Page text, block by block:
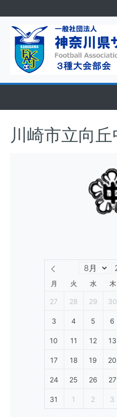
川崎市立向
月 火 水 木
27 28 29 30
3 4 5 6
10 11 12 13
17 18 19 20
24 25 26 27
31 1 2 3